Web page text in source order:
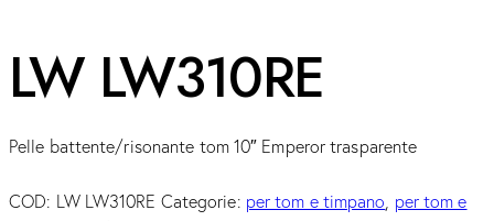
LW LW310RE
Pelle battente/risonante tom 10″ Emperor trasparente
COD: LW LW310RE Categorie: per tom e timpano, per tom e